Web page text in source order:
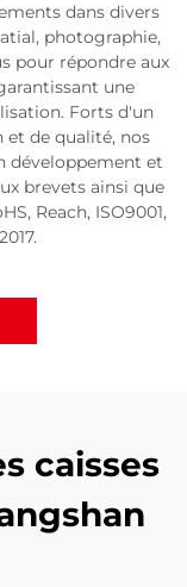
dans divers
photographie,
pour répondre aux
une
Forts d'un
de qualité, nos
développement et
brevets ainsi que
Reach, ISO9001,
caisses